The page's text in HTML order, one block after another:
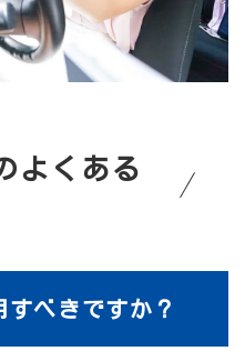
よくある
すべきですか？